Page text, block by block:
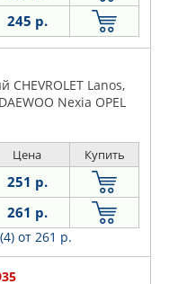
245 р.
Lanos,
Nexia OPEL
Цена Купить
251 р.
261 р.
от 261 р.